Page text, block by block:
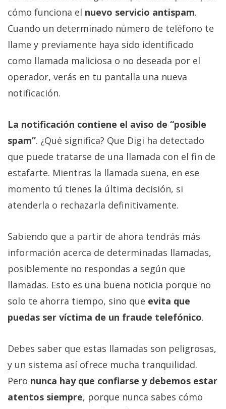
cómo funciona el nuevo servicio antispam.
Cuando un determinado número de teléfono te
llame y previamente haya sido identificado
como llamada maliciosa o no deseada por el
operador, verás en tu pantalla una nueva
notificación.
La notificación contiene el aviso de “posible
spam”. ¿Qué significa? Que Digi ha detectado
que puede tratarse de una llamada con el fin de
estafarte. Mientras la llamada suena, en ese
momento tú tienes la última decisión, si
atenderla o rechazarla definitivamente.
Sabiendo que a partir de ahora tendrás más
información acerca de determinadas llamadas,
posiblemente no respondas a según que
llamadas. Esto es una buena noticia porque no
solo te ahorra tiempo, sino que evita que
puedas ser víctima de un fraude telefónico.
Debes saber que estas llamadas son peligrosas,
y un sistema así ofrece mucha tranquilidad.
Pero nunca hay que confiarse y debemos estar
atentos siempre, porque nunca sabes cómo